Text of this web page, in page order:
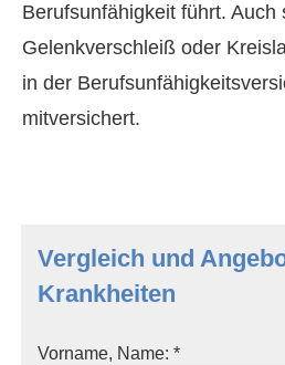
Berufs­unfähig­keit führt. Auch
Gelenkverschleiß oder
in der
mitversichert.
Vergleich und
Krank­hei­ten
Vorname, Name: *